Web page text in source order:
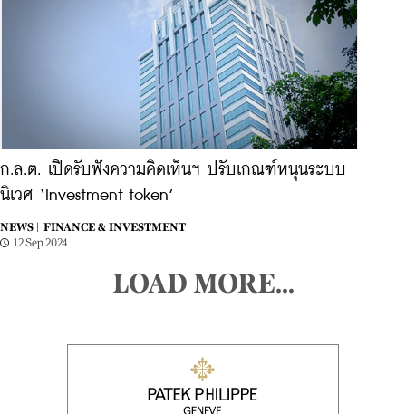
ก.ล.ต. เปิดรับฟังความคิดเห็นฯ ปรับเกณฑ์หนุนระบบ
นิเวศ ‘Investment token’
NEWS |
FINANCE & INVESTMENT
12 Sep 2024
LOAD MORE...